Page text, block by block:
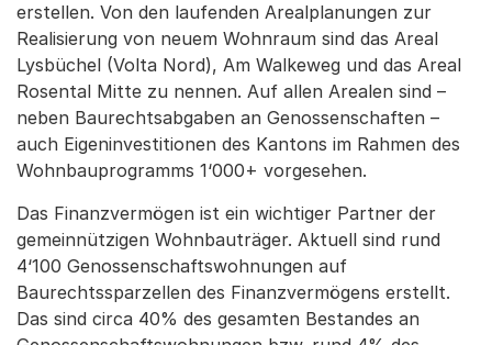
erstellen. Von den laufenden Arealplanungen zur
Realisierung von neuem Wohnraum sind das Areal
Lysbüchel (Volta Nord), Am Walkeweg und das Areal
Rosental Mitte zu nennen. Auf allen Arealen sind –
neben Baurechtsabgaben an Genossenschaften –
auch Eigeninvestitionen des Kantons im Rahmen des
Wohnbauprogramms 1‘000+ vorgesehen.
Das Finanzvermögen ist ein wichtiger Partner der
gemeinnützigen Wohnbauträger. Aktuell sind rund
4‘100 Genossenschaftswohnungen auf
Baurechtssparzellen des Finanzvermögens erstellt.
Das sind circa 40% des gesamten Bestandes an